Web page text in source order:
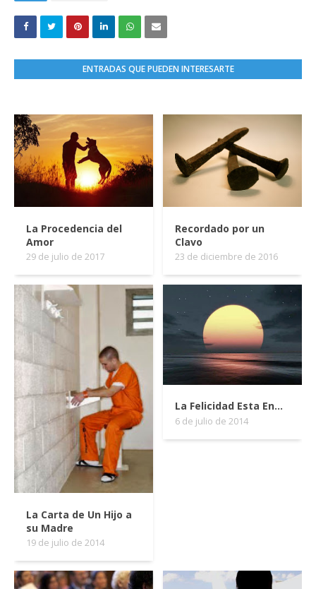
ENTRADAS QUE PUEDEN INTERESARTE
La Procedencia del
Amor
29 de julio de 2017
Recordado por un
Clavo
23 de diciembre de 2016
La Carta de Un Hijo a
su Madre
19 de julio de 2014
La Felicidad Esta En...
6 de julio de 2014